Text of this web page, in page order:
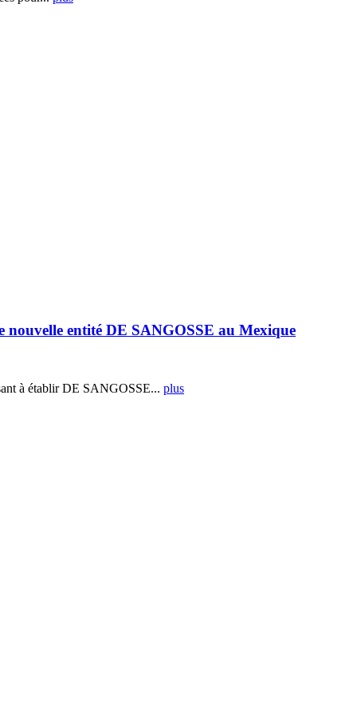
entité DE SANGOSSE au Mexique
à établir DE SANGOSSE... plus